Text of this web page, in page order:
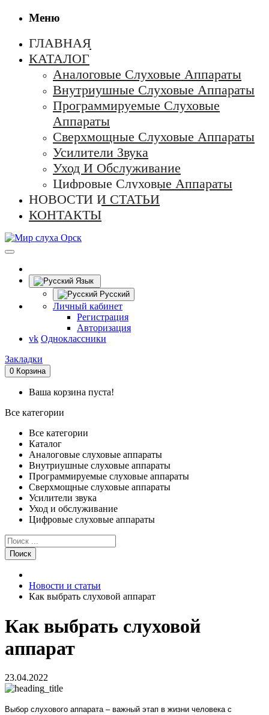
Меню
ГЛАВНАЯ
КАТАЛОГ
Аналоговые Слуховые Аппараты
Внутриушные Слуховые Аппараты
Программируемые Слуховые
Аппараты
Сверхмощные Слуховые Аппараты
Усилители Звука
Уход И Обслуживание
Цифровые Слуховые Аппараты
НОВОСТИ И СТАТЬИ
КОНТАКТЫ
Язык
Русский
Личный кабинет
Регистрация
Авторизация
vk Одноклассники
Закладки
0 Корзина
Ваша корзина пуста!
Все категории
Все категории
Каталог
Аналоговые слуховые аппараты
Внутриушные слуховые аппараты
Программируемые слуховые аппараты
Сверхмощные слуховые аппараты
Усилители звука
Уход и обслуживание
Цифровые слуховые аппараты
Поиск
Новости и статьи
Как выбрать слуховой аппарат
Как выбрать слуховой
аппарат
23.04.2022
Выбор слухового аппарата – важный этап в жизни человека с